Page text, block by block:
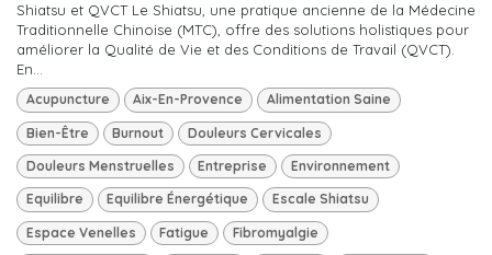
Shiatsu et QVCT Le Shiatsu, une pratique ancienne de la Médecine
Traditionnelle Chinoise (MTC), offre des solutions holistiques pour
améliorer la Qualité de Vie et des Conditions de Travail (QVCT).
En...
Acupuncture Aix-En-Provence Alimentation Saine
Bien-Être Burnout Douleurs Cervicales
Douleurs Menstruelles Entreprise Environnement
Equilibre Equilibre Énergétique Escale Shiatsu
Espace Venelles Fatigue Fibromyalgie